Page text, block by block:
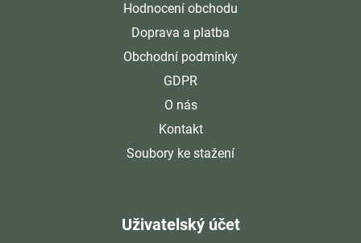
Hodnocení obchodu
Doprava a platba
Obchodní podmínky
GDPR
O nás
Kontakt
Soubory ke stažení
Uživatelský účet